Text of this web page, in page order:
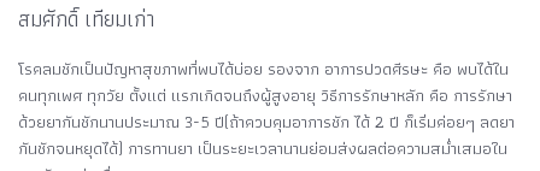
สมศักดิ์ เทียมเก่า
โรคลมชักเป็นปัญหาสุขภาพที่พบได้บ่อย รองจาก อาการปวดศีรษะ คือ พบได้ใน
คนทุกเพศ ทุกวัย ตั้งแต่ แรกเกิดจนถึงผู้สูงอายุ วิธีการรักษาหลัก คือ การรักษา
ด้วยยากันชักนานประมาณ 3-5 ปี(ถ้าควบคุมอาการชัก ได้ 2 ปี ก็เริ่มค่อยๆ ลดยา
กันชักจนหยุดได้) การทานยา เป็นระยะเวลานานย่อมส่งผลต่อความสม่ำเสมอใน